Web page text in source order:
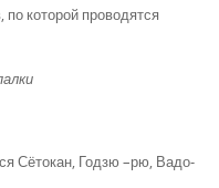
по которой проводятся
Сётокан, Годзю –рю, Вадо-